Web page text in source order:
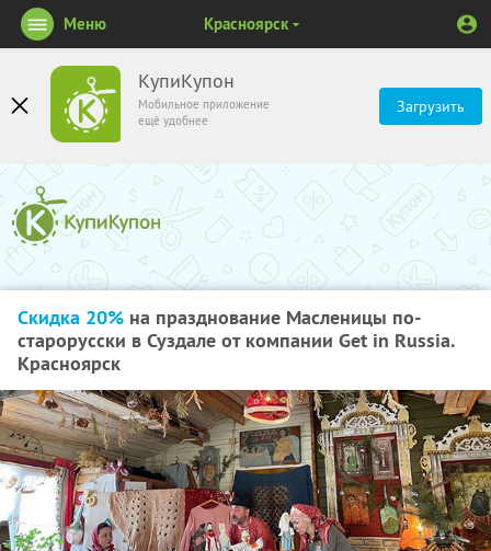
КупиКупон
Мобильное приложение
ещё удобнее
Загрузить
Меню Красноярск
Скидка 20% на празднование Масленицы по-
старорусски в Суздале от компании Get in Russia.
Красноярск